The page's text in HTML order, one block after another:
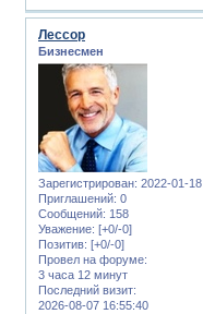
Лессор
Бизнесмен
Зарегистрирован: 2022-01-18
Приглашений: 0
Сообщений: 158
Уважение: [+0/-0]
Позитив: [+0/-0]
Провел на форуме:
3 часа 12 минут
Последний визит:
2026-08-07 16:55:40